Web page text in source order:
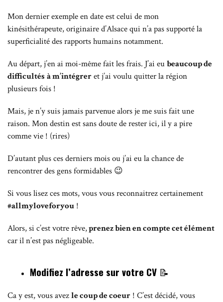
Mon dernier exemple en date est celui de mon
kinésithérapeute, originaire d’Alsace qui n’a pas supporté la
superficialité des rapports humains notamment.
Au départ, j’en ai moi-même fait les frais. J’ai eubeaucoup de
difficultés à m’intégreret j’ai voulu quitter la région
plusieurs fois !
Mais, je n’y suis jamais parvenue alors je me suis fait une
raison. Mon destin est sans doute de rester ici, il y a pire
comme vie ! (rires)
D’autant plus ces derniers mois ou j’ai eu la chance de
rencontrer des gens formidables 😉
Si vous lisez ces mots, vous vous reconnaitrez certainement
#allmyloveforyou !
Alors, si c’est votre rêve,prenez bien en compte cet élément
car il n’est pas négligeable.
Modifiez l’adresse sur votre CV 📝
Ca y est, vous avezle coup de coeur ! C’est décidé, vous